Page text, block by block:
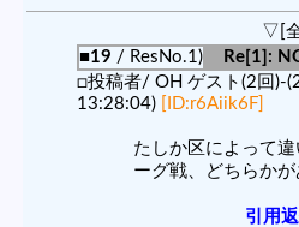
▽[
■19 / ResNo.1)
Re[1]:
□投稿者/ OH ゲスト(2回)-
13:28:04)
[ID:r6Aiik6F]
たしか区によって
ーグ戦、どちらかが
引用